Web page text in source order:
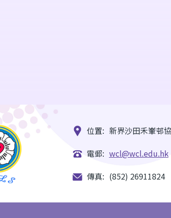
位置: 新界沙田禾輋邨
電郵: wcl@wcl.edu.hk
傳真: (852) 26911824